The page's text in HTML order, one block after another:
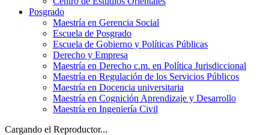
Posgrado
Maestría en Gerencia Social
Escuela de Posgrado
Escuela de Gobierno y Políticas Públicas
Derecho y Empresa
Maestría en Derecho c.m. en Política Jurisdiccional
Maestría en Regulación de los Servicios Públicos
Maestría en Docencia universitaria
Maestría en Cognición Aprendizaje y Desarrollo
Maestría en Ingeniería Civil
Cargando el Reproductor...